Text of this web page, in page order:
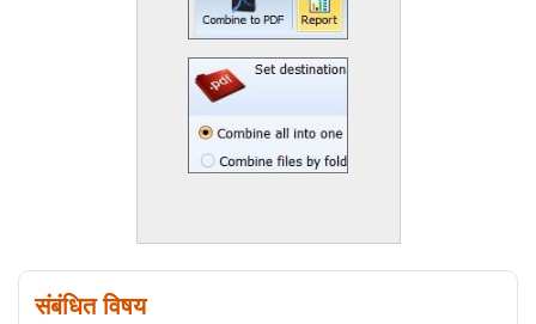
संबंधित विषय